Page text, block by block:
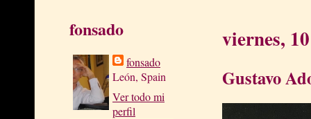
fonsado
fonsado
León, Spain
Ver todo mi
perfil
viernes,
Gustavo